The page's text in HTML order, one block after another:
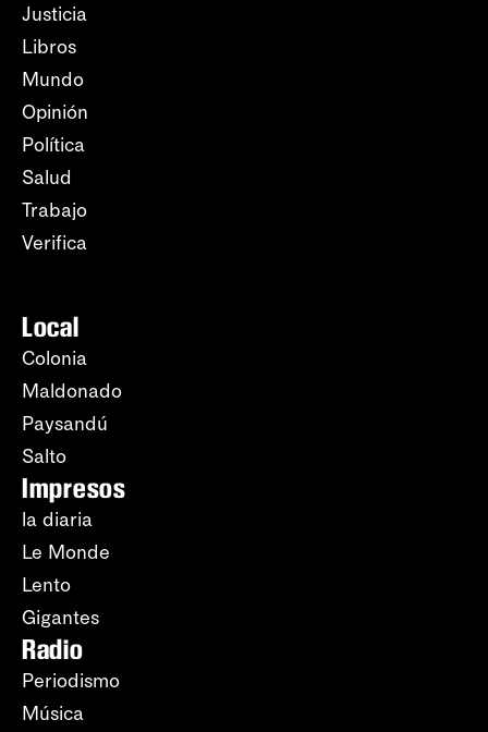
Justicia
Libros
Mundo
Opinión
Política
Salud
Trabajo
Verifica
Local
Colonia
Maldonado
Paysandú
Salto
Impresos
la diaria
Le Monde
Lento
Gigantes
Radio
Periodismo
Música